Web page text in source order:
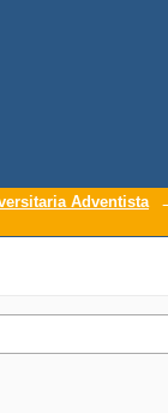
Adventista